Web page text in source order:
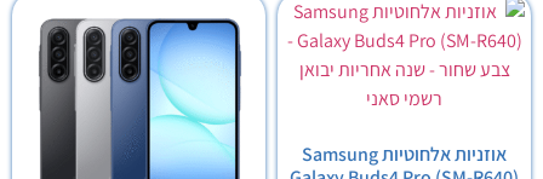
אוזניות אלחוטיות Samsung